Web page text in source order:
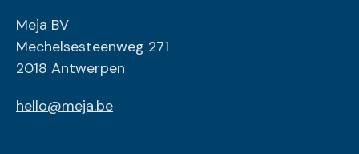
Meja BV
Mechelsesteenweg 271
2018 Antwerpen
hello@meja.be